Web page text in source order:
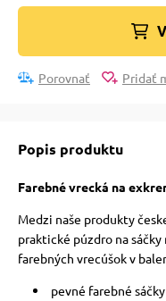
Porovnať Pridať
Popis produktu
Farebné vrecká na
Medzi naše produkty
praktické púzdro na
farebných vrecúšok v
pevné farebné